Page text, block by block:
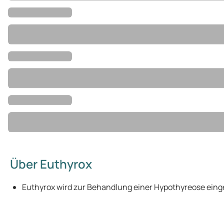
Über Euthyrox
Euthyrox wird zur Behandlung einer Hypothyreose